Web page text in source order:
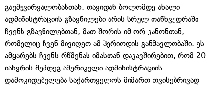
გაუმჭვირვალობასთან. თავიდან ბოლომდე ახალი
ადმინისტრაციის გზავნილები არის სრულ თანხვედრაში
ჩვენს გზავნილებთან, მათ შორის იმ ორ კანონთან,
რომელიც ჩვენ მივიღეთ ამ პერიოდის განმავლობაში. ეს
ამყარებს ჩვენს რწმენას იმასთან დაკავშირებით, რომ 20
იანვრის შემდეგ ამერიკული ადმინისტრაციის
დამოკიდებულება საქართველოს მიმართ თვისებრივად